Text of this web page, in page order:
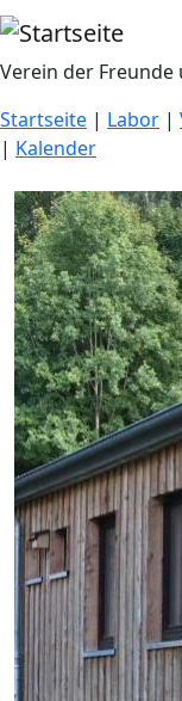
Direkt zum Inhalt
Verein der
Startseite | Labor |
| Kalender